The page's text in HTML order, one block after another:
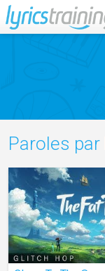
Paroles par